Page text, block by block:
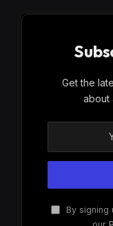
Get the
about
By signing